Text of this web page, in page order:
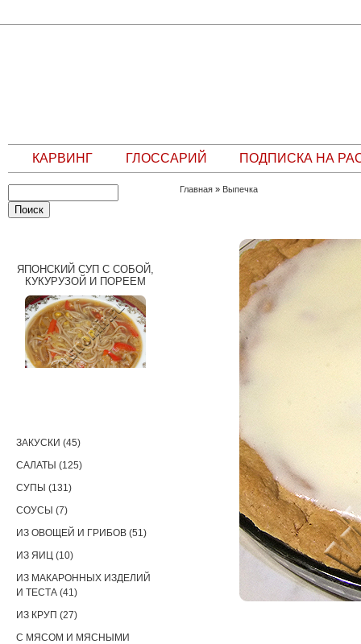
КАРВИНГ ГЛОССАРИЙ ПОДПИСКА НА
Главная » Выпечка
ЯПОНСКИЙ СУП С СОБОЙ,
КУКУРУЗОЙ И ПОРЕЕМ
ЗАКУСКИ (45)
САЛАТЫ (125)
СУПЫ (131)
СОУСЫ (7)
ИЗ ОВОЩЕЙ И ГРИБОВ (51)
ИЗ ЯИЦ (10)
ИЗ МАКАРОННЫХ ИЗДЕЛИЙ
И ТЕСТА (41)
ИЗ КРУП (27)
С МЯСОМ И МЯСНЫМИ